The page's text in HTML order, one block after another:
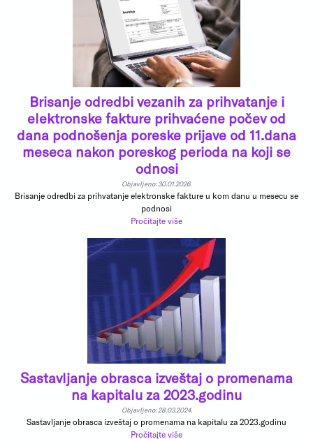
Brisanje odredbi vezanih za prihvatanje i
elektronske fakture prihvaćene počev od
dana podnošenja poreske prijave od 11.dana
meseca nakon poreskog perioda na koji se
odnosi
Objavljeno: 30.01.2026.
Brisanje odredbi za prihvatanje elektronske fakture u kom danu u mesecu se
podnosi
Pročitajte više
Sastavljanje obrasca izveštaj o promenama
na kapitalu za 2023.godinu
Objavljeno: 28.03.2024.
Sastavljanje obrasca izveštaj o promenama na kapitalu za 2023.godinu
Pročitajte više